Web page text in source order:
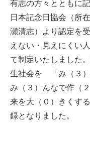
有志の方々とともに
日本記念日協会（所
瀬清志）より認定を
えない・見えにくい
て制定いたしました
生社会を 「み（３）
み（３）んなで作（
来を大（０）きく
録となりました。